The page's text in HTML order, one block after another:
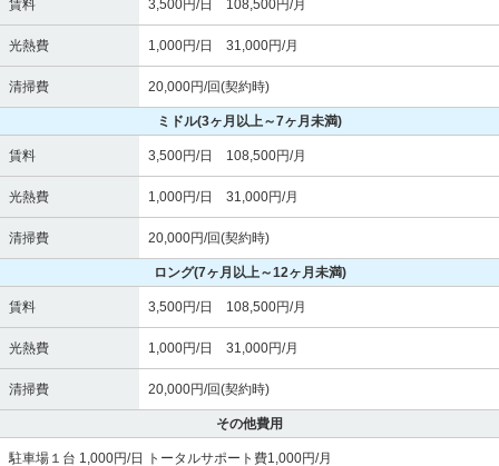
賃料 3,500円/日 108,500円/月
光熱費 1,000円/日 31,000円/月
清掃費 20,000円/回(契約時)
ミドル(3ヶ月以上～7ヶ月未満)
賃料 3,500円/日 108,500円/月
光熱費 1,000円/日 31,000円/月
清掃費 20,000円/回(契約時)
ロング(7ヶ月以上～12ヶ月未満)
賃料 3,500円/日 108,500円/月
光熱費 1,000円/日 31,000円/月
清掃費 20,000円/回(契約時)
その他費用
駐車場１台 1,000円/日 トータルサポート費1,000円/月